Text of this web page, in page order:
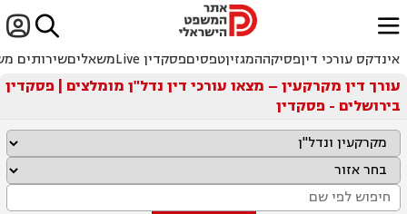

ﱐ
אינדקס עורכי דיןפסיקההמגזיןטפסיםפסקדין Live משאליםשירותים
עורך דין מקרקעין – מצאו עורכי דין נדל"ן מומלצים | פסקדין
בירושלים - פסקדין